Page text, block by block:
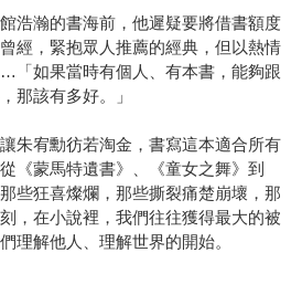
浩瀚的書海前，他遲疑要將借書額度
經，緊抱眾人推薦的經典，但以熱情
「如果當時有個人、有本書，能夠跟
那該有多好。」
朱宥勳彷若淘金，書寫這本適合所有
《蒙馬特遺書》、《童女之舞》到
些狂喜燦爛，那些撕裂痛楚崩壞，那
，在小說裡，我們往往獲得最大的被
理解他人、理解世界的開始。